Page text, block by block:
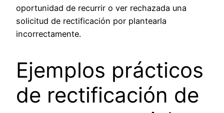
oportunidad de recurrir o ver rechazada una
solicitud de rectificación por plantearla
incorrectamente.
Ejemplos prácticos
de rectificación de